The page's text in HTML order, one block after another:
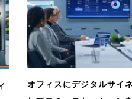
オフィスにデジタルサイ